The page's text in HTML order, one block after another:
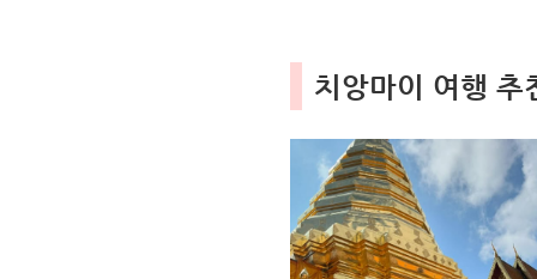
치앙마이 여행 추